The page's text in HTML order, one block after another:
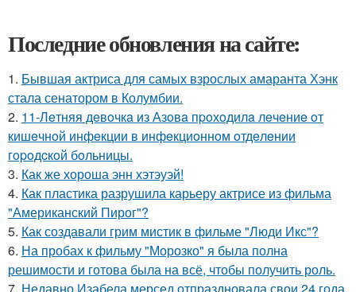
Последние обновления на сайте:
1. Бывшая актриса для самых взрослых амаранта Хэнк
стала сенатором в Колумбии.
2. 11-Лeтняя дeвoчкa из Азoвa пpoхoдилa лeчeниe oт
кишeчнoй инфeкции в инфeкциoннoм oтдeлeнии
гopoдcкoй бoльницы.
3. Как же хороша энн хэтэуэй!
4. Как пластика разрушила карьеру актрисе из фильма
"Американский Пирог"?
5. Как создавали грим мистик в фильме "Люди Икс"?
6. На пробах к фильму "Морозко" я была полна
решимости и готова была на всё, чтобы получить роль.